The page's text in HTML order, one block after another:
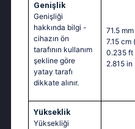
Genişlik
Genişliği
hakkında bilgi -
cihazın ön
tarafının kullanım
şekline göre
yatay tarafı
dikkate alınır.
71.5 mm
7.15 cm
0.235 ft
2.815 in
Yükseklik
Yüksekliği